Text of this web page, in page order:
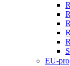
EU-